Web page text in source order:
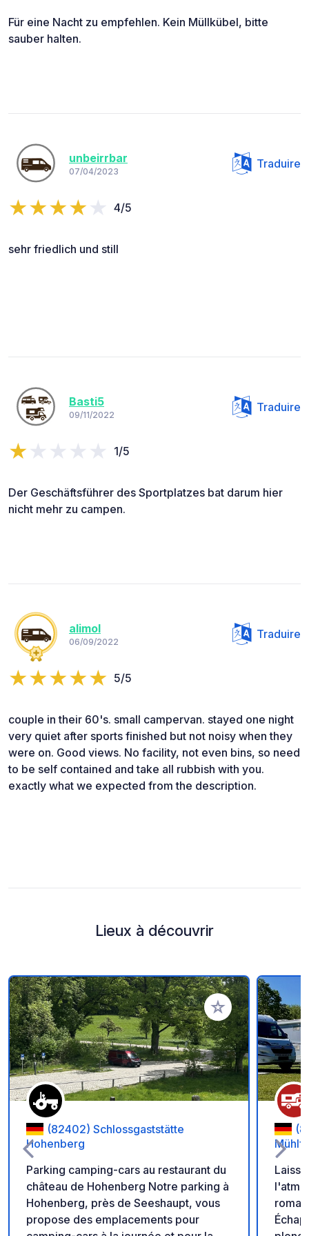
Für eine Nacht zu empfehlen. Kein Müllkübel, bitte
sauber halten.
unbeirrbar
07/04/2023
Traduire
4/5
sehr friedlich und still
Basti5
09/11/2022
Traduire
1/5
Der Geschäftsführer des Sportplatzes bat darum hier
nicht mehr zu campen.
alimol
06/09/2022
Traduire
5/5
couple in their 60's. small campervan. stayed one night
very quiet after sports finished but not noisy when they
were on. Good views. No facility, not even bins, so need
to be self contained and take all rubbish with you.
exactly what we expected from the description.
Lieux à découvrir
Ajouter à vos
(82402) Schlossgaststätte
Hohenberg
Parking camping-cars au restaurant du
château de Hohenberg Notre parking à
Hohenberg, près de Seeshaupt, vous
propose des emplacements pour